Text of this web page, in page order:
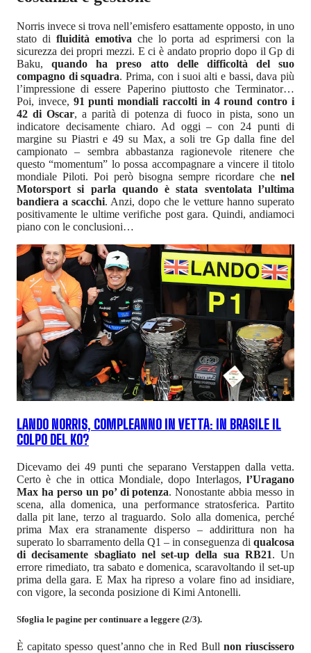
Norris invece si trova nell’emisfero esattamente opposto, in uno
stato di fluidità emotiva che lo porta ad esprimersi con la
sicurezza dei propri mezzi. E ci è andato proprio dopo il Gp di
Baku,quando ha preso atto delle difficoltà del suo
compagno di squadra. Prima, con i suoi alti e bassi, dava più
l’impressione di essere Paperino piuttosto che Terminator…
Poi, invece, 91 punti mondiali raccolti in 4 round contro i
42 di Oscar, a parità di potenza di fuoco in pista, sono un
indicatore decisamente chiaro. Ad oggi – con 24 punti di
margine su Piastri e 49 su Max, a soli tre Gp dalla fine del
campionato – sembra abbastanza ragionevole ritenere che
questo “momentum” lo possa accompagnare a vincere il titolo
mondiale Piloti. Poi però bisogna sempre ricordare che nel
Motorsport si parla quando è stata sventolata l’ultima
bandiera a scacchi. Anzi, dopo che le vetture hanno superato
positivamente le ultime verifiche post gara. Quindi, andiamoci
piano con le conclusioni…
LANDO NORRIS, COMPLEANNO IN VETTA: IN BRASILE IL
COLPO DEL KO?
Dicevamo dei 49 punti che separano Verstappen dalla vetta.
Certo è che in ottica Mondiale, dopo Interlagos, l’Uragano
Max ha perso un po’ di potenza. Nonostante abbia messo in
scena, alla domenica, una performance stratosferica. Partito
dalla pit lane, terzo al traguardo. Solo alla domenica, perché
prima Max era stranamente disperso – addirittura non ha
superato lo sbarramento della Q1 – in conseguenza di qualcosa
di decisamente sbagliato nel set-up della sua RB21. Un
errore rimediato, tra sabato e domenica, scaravoltando il set-up
prima della gara. E Max ha ripreso a volare fino ad insidiare,
con vigore, la seconda posizione di Kimi Antonelli.
Sfoglia le pagine per continuare a leggere (2/3).
È capitato spesso quest’anno che in Red Bull non riuscissero